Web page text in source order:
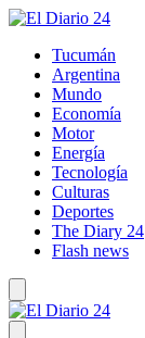
Tucumán
Argentina
Mundo
Economía
Motor
Energía
Tecnología
Culturas
Deportes
The Diary 24
Flash news